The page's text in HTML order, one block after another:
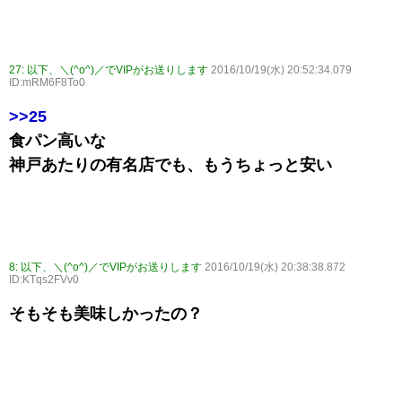
27: 以下、＼(^o^)／でVIPがお送りします 2016/10/19(水) 20:52:34.079
ID:mRM6F8To0
>>25
食パン高いな
神戸あたりの有名店でも、もうちょっと安い
8: 以下、＼(^o^)／でVIPがお送りします 2016/10/19(水) 20:38:38.872
ID:KTqs2FVv0
そもそも美味しかったの？